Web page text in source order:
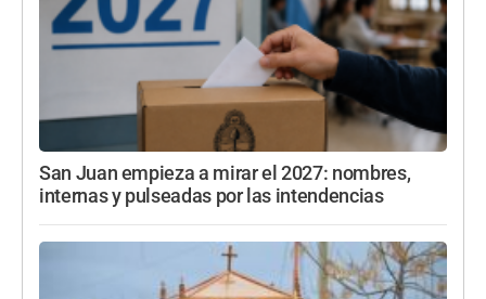
San Juan empieza a mirar el 2027: nombres,
internas y pulseadas por las intendencias